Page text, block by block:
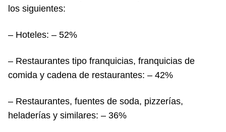
los siguientes:
– Hoteles: – 52%
– Restaurantes tipo franquicias, franquicias de
comida y cadena de restaurantes: – 42%
– Restaurantes, fuentes de soda, pizzerías,
heladerías y similares: – 36%